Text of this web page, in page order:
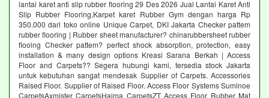
lantai karet anti slip rubber flooring 29 Des 2026 Jual Lantai Karet Anti
Slip Rubber Flooring,Karpet karet Rubber Gym dengan harga Rp
350.000 dari toko online Unique Carpet, DKI Jakarta Checker pattem
rubber flooring | Rubber sheet manufacturer? chinarubbersheet rubber
flooing Checker pattem? perfect shock absorption, protection, easy
installation & many design options Kreasi Sarana Berkah | Access
Floor and Carpets?? Segera hubungi kami, tersedia stock Jakarta
untuk kebutuhan sangat mendesak Supplier of Carpets. Accessories
Raised Floor. Supplier of Raised Floor. Access Floor Systems Suminoe
CarpetsAxmister CarpetsHaima CarpetsZT Access Floor Rubber Mat